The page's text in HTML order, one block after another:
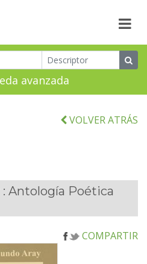
avanzada
VOLVER ATRÁS
Antología Poética
COMPARTIR